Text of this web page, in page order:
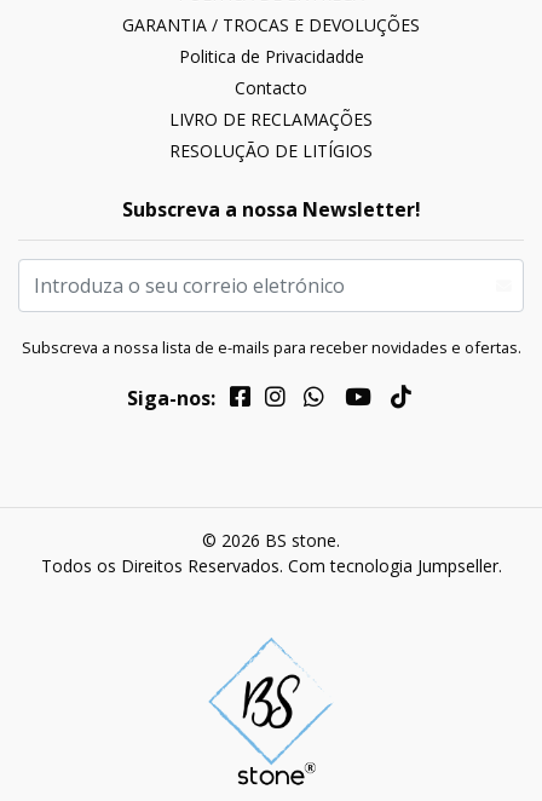
GARANTIA / TROCAS E DEVOLUÇÕES
Politica de Privacidadde
Contacto
LIVRO DE RECLAMAÇÕES
RESOLUÇÃO DE LITÍGIOS
Subscreva a nossa Newsletter!
Subscreva a nossa lista de e-mails para receber novidades e ofertas.
Siga-nos:
© 2026 BS stone.
Todos os Direitos Reservados. Com tecnologia Jumpseller.